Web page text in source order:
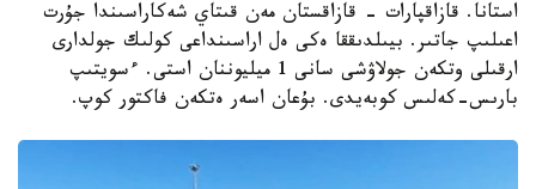
استانا. قازاقپارات - قازاقستان مەن قىتاي شەكاراسىندا جۇرت
اعىلىپ جاتىر. بيىلدىققا ەكى ەل اراسىنداعى كولىك جولدارى
ارقىلى وتكەن جولاۋشى سانى 1 ميليوننان استى. ءسويتىپ
بارىس-كەلىس كوبەيدى. بۇعان اسەر ەتكەن فاكتور كوپ.